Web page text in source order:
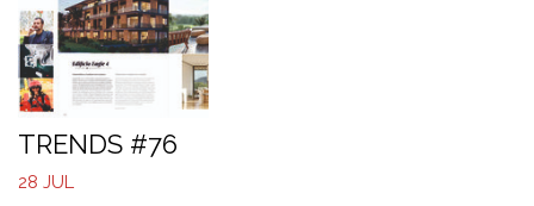
TRENDS #76
28 JUL